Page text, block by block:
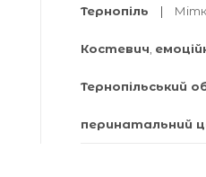
Тернопіль
Костевич,
Тернопільський
перинатальний